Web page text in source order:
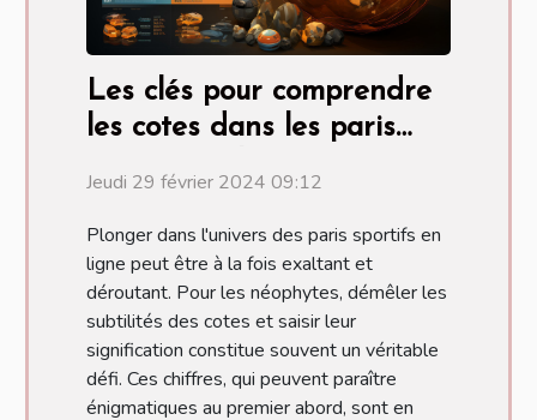
Les clés pour comprendre
les cotes dans les paris
Jeudi 29 février 2024 09:12
Plonger dans l'univers des paris sportifs en
ligne peut être à la fois exaltant et
déroutant. Pour les néophytes, démêler les
subtilités des cotes et saisir leur
signification constitue souvent un véritable
défi. Ces chiffres, qui peuvent paraître
énigmatiques au premier abord, sont en